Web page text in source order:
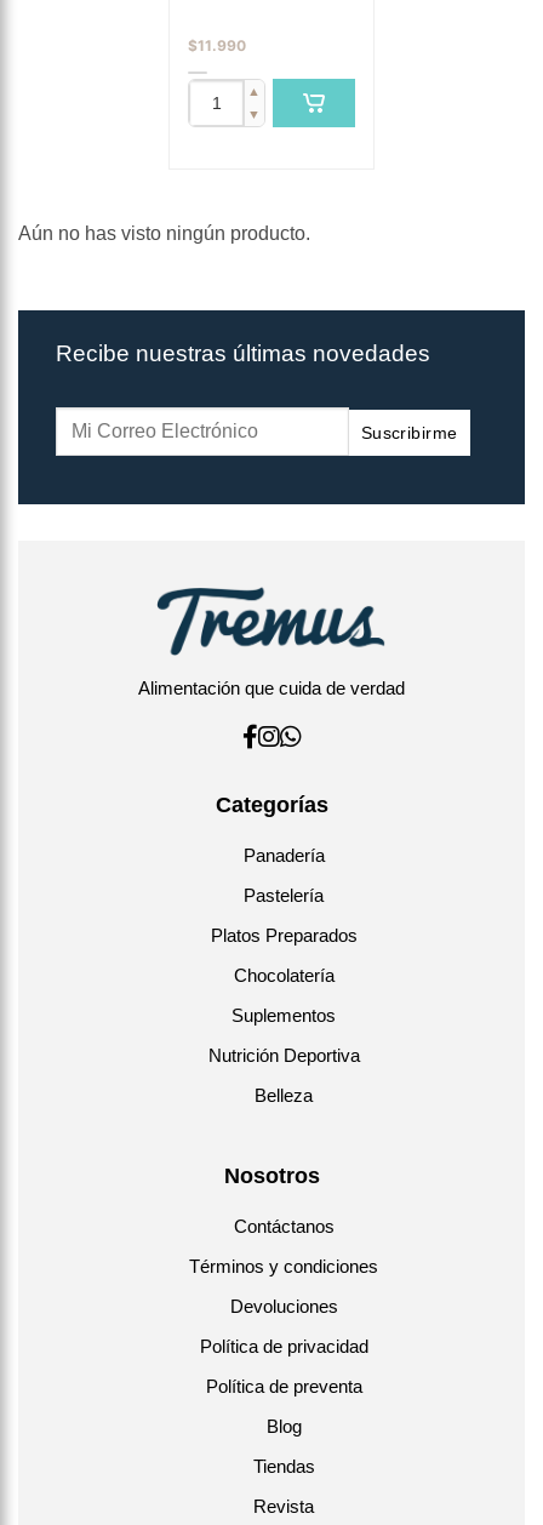
$11.990
▲
▼
Aún no has visto ningún producto.
Recibe nuestras últimas novedades
Suscribirme
Alimentación que cuida de verdad
Categorías
Panadería
Pastelería
Platos Preparados
Chocolatería
Suplementos
Nutrición Deportiva
Belleza
Nosotros
Contáctanos
Términos y condiciones
Devoluciones
Política de privacidad
Política de preventa
Blog
Tiendas
Revista